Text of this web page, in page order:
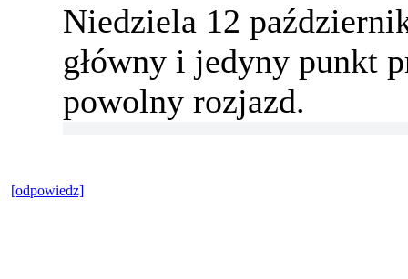
Niedziela 12
główny i jedyny punkt
powolny rozjazd.
[odpowiedz]